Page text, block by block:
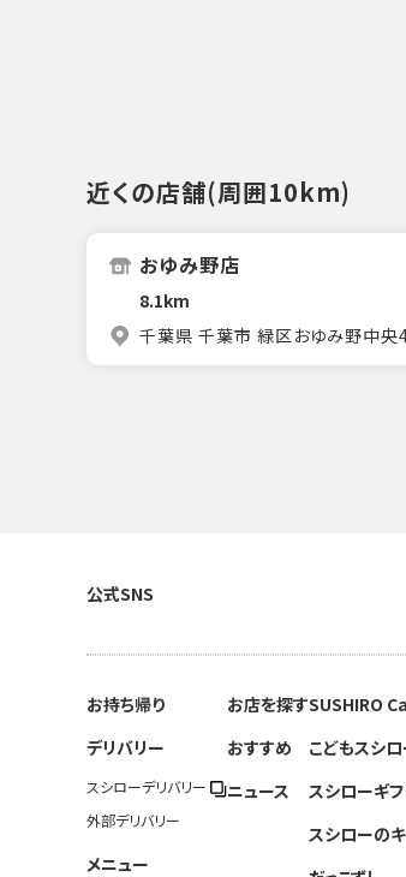
近くの店舗(周囲10km)
おゆみ野店
8.1km
千葉県 千葉市 緑区おゆみ野中
公式SNS
お持ち帰り
デリバリー
スシローデリバリー
外部デリバリー
メニュー
お店を探す
おすすめ
ニュース
SUSHIRO
こどもスシ
スシローギフ
スシローの